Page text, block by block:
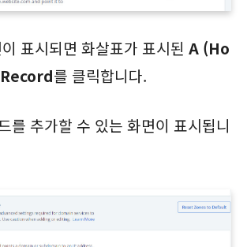
표시되면 화살표가 표시된 A (Ho
를 클릭합니다.
를 추가할 수 있는 화면이 표시됩니